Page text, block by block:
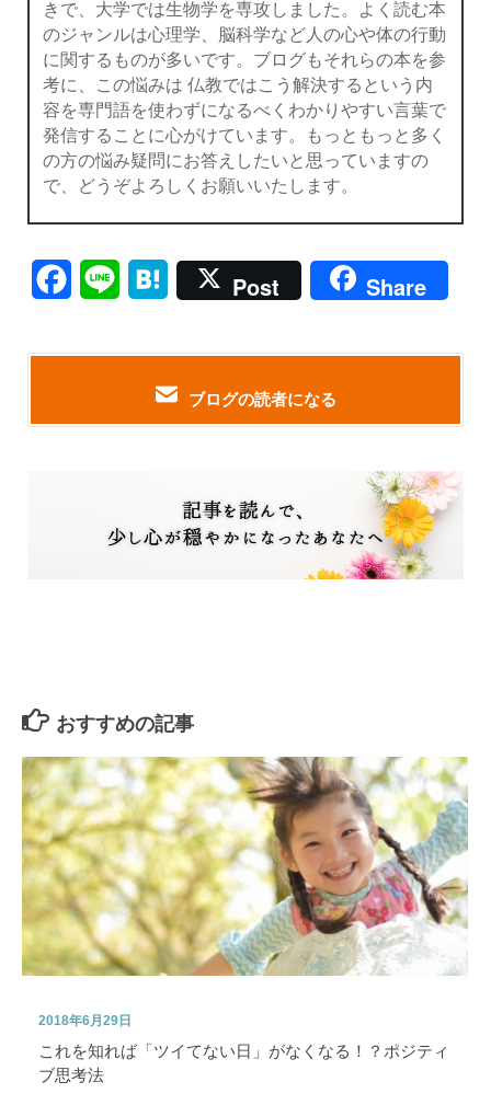
きで、大学では生物学を専攻しました。よく読む本
のジャンルは心理学、脳科学など人の心や体の行動
に関するものが多いです。ブログもそれらの本を参
考に、この悩みは 仏教ではこう解決するという内
容を専門語を使わずになるべくわかりやすい言葉で
発信することに心がけています。もっともっと多く
の方の悩み疑問にお答えしたいと思っていますの
で、どうぞよろしくお願いいたします。
Facebook
Line Hatena
Post Share
ブログの読者になる
おすすめの記事
2018年6月29日
これを知れば「ツイてない日」がなくなる！？ポジティ
ブ思考法